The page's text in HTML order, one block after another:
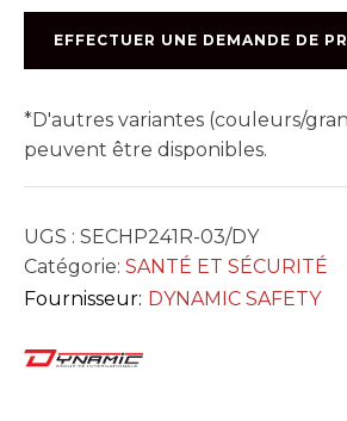
EFFECTUER UNE DEMANDE DE
*D'autres variantes (couleurs/
peuvent être disponibles.
UGS : SECHP241R-03/DY
Catégorie: SANTÉ ET SÉCURITÉ
Fournisseur: DYNAMIC SAFETY